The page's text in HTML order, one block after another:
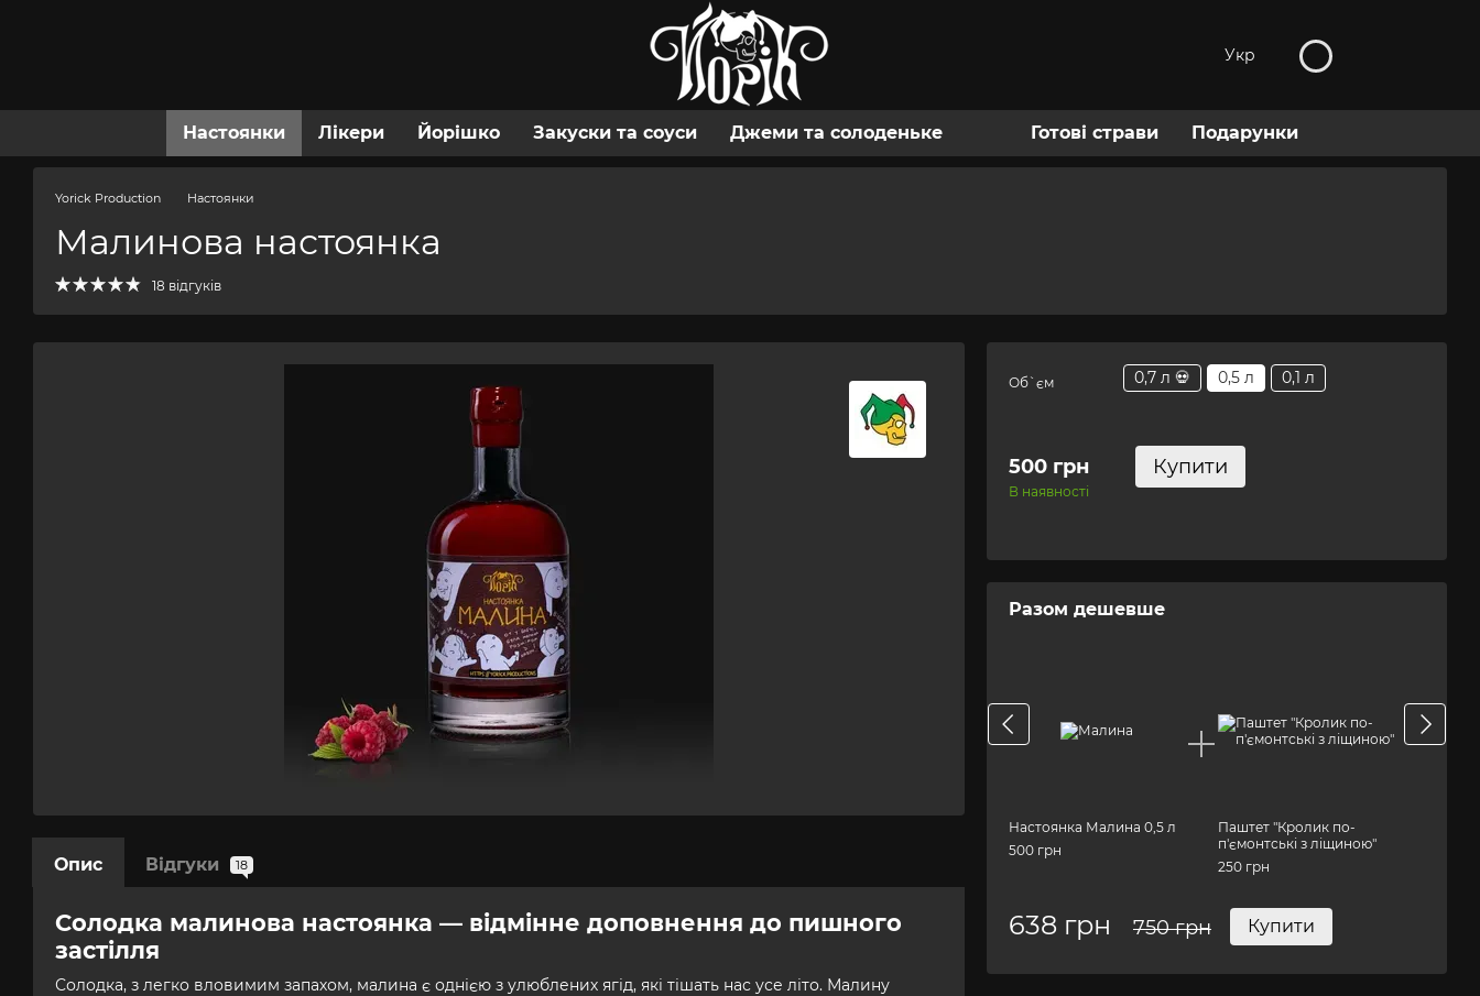
Укр
Настоянки Лікери Йорішко Закуски та соуси Джеми та солоденьке Готові страви Подарунки
Yorick Production Настоянки
Малинова настоянка
18 відгуків
Опис Відгуки 18
Солодка малинова настоянка — відмінне доповнення до пишного
застілля
Солодка, з легко вловимим запахом, малина є однією з улюблених ягід, які тішать нас усе літо. Малину
Об`єм 0,7 л 💀 0,5 л 0,1 л
500 грн
В наявності
Купити
Разом дешевше
Настоянка Малина 0,5 л
500 грн
Паштет "Кролик по-
п'ємонтські з ліщиною"
250 грн
638 грн 750 грн Купити